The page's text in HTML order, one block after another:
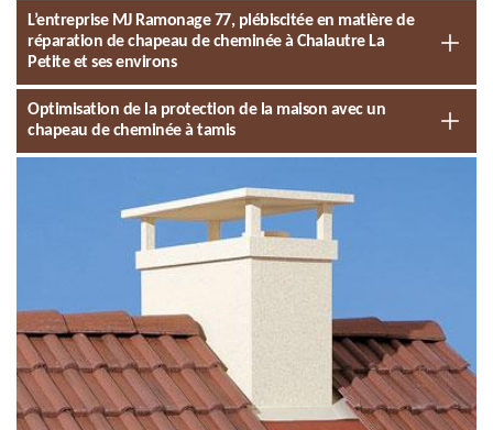
L’entreprise MJ Ramonage 77, plébiscitée en matière de
réparation de chapeau de cheminée à Chalautre La
Petite et ses environs
Optimisation de la protection de la maison avec un
chapeau de cheminée à tamis